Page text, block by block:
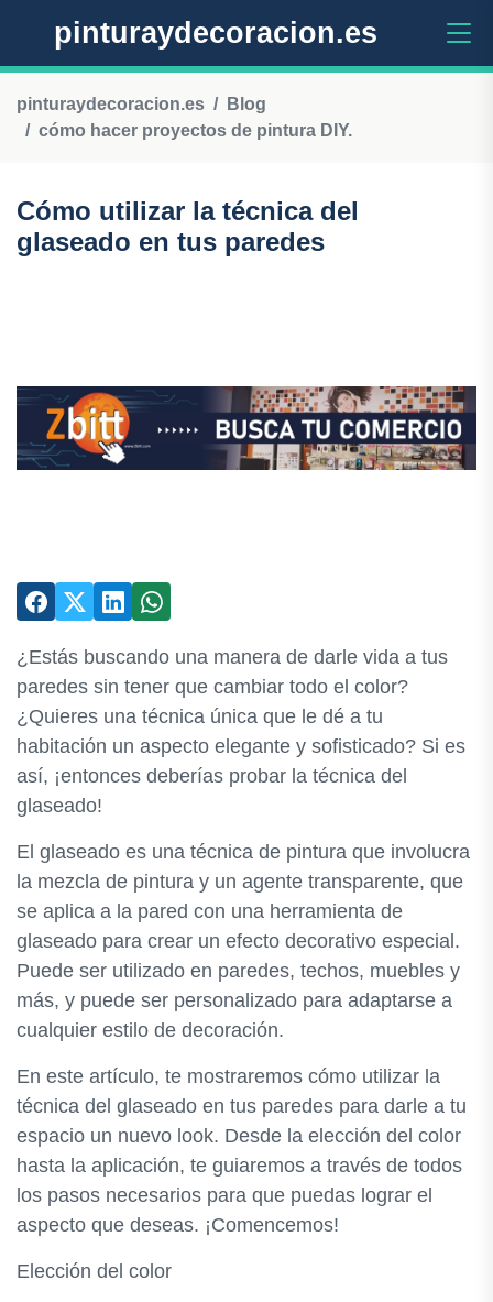
pinturaydecoracion.es
pinturaydecoracion.es
Blog
cómo hacer proyectos de pintura DIY.
Cómo utilizar la técnica del
glaseado en tus paredes
¿Estás buscando una manera de darle vida a tus
paredes sin tener que cambiar todo el color?
¿Quieres una técnica única que le dé a tu
habitación un aspecto elegante y sofisticado? Si es
así, ¡entonces deberías probar la técnica del
glaseado!
El glaseado es una técnica de pintura que involucra
la mezcla de pintura y un agente transparente, que
se aplica a la pared con una herramienta de
glaseado para crear un efecto decorativo especial.
Puede ser utilizado en paredes, techos, muebles y
más, y puede ser personalizado para adaptarse a
cualquier estilo de decoración.
En este artículo, te mostraremos cómo utilizar la
técnica del glaseado en tus paredes para darle a tu
espacio un nuevo look. Desde la elección del color
hasta la aplicación, te guiaremos a través de todos
los pasos necesarios para que puedas lograr el
aspecto que deseas. ¡Comencemos!
Elección del color